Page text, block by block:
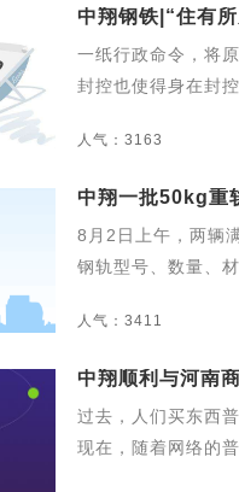
中翔钢铁|“住有
一纸行政命令，将
封控也使得身在封
人气：3163
中翔一批50kg重
8月2日上午，两辆
钢轨型号、数量、
人气：3411
中翔顺利与河南
过去，人们买东西
现在，随着网络的